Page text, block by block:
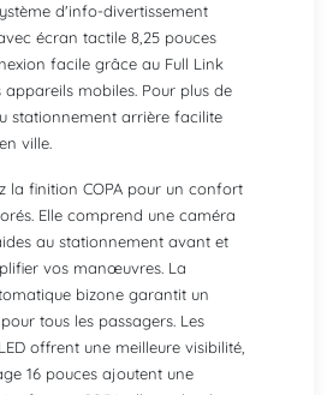
d'info-divertissement
écran tactile 8,25 pouces
facile grâce au Full Link
mobiles. Pour plus de
stationnement arrière facilite
ville.
la finition COPA pour un confort
Elle comprend une caméra
au stationnement avant et
vos manœuvres. La
bizone garantit un
tous les passagers. Les
offrent une meilleure visibilité,
16 pouces ajoutent une